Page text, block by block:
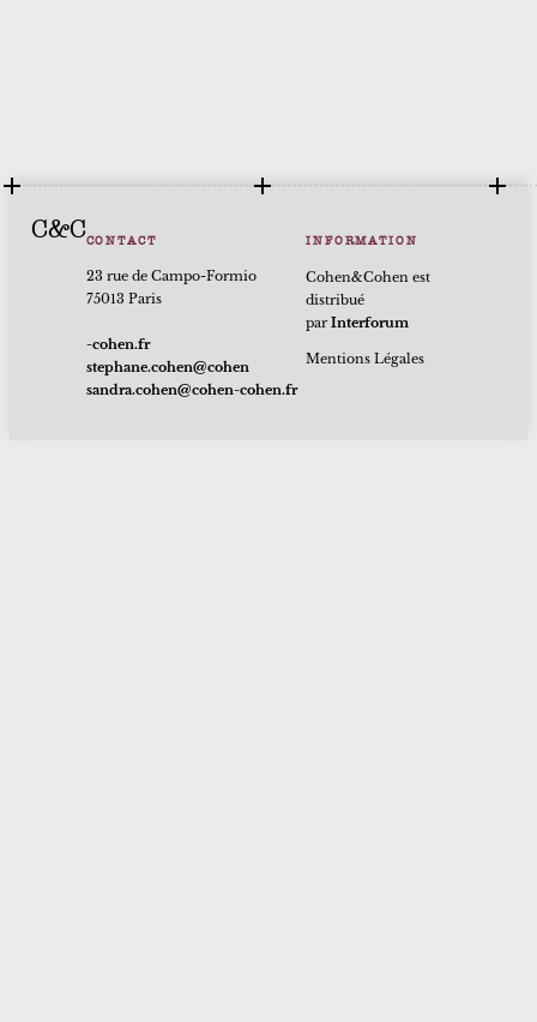
C&CCONTACT
23 rue de Campo-Formio
75013 Paris
rf.nehoc-
nehoc@nehoc.enahpets
rf.nehoc-nehoc@nehoc.ardnas
INFORMATION
Cohen&Cohen est
distribué
parInterforum
Mentions Légales